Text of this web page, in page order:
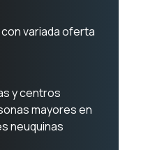
variada oferta
y centros
mayores en
neuquinas